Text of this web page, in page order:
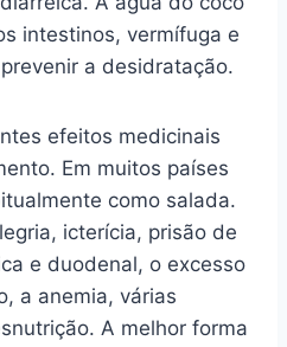
intestinos, vermífuga e
a desidratação.
efeitos medicinais
Em muitos países
como salada.
icterícia, prisão de
e duodenal, o excesso
a anemia, várias
A melhor forma